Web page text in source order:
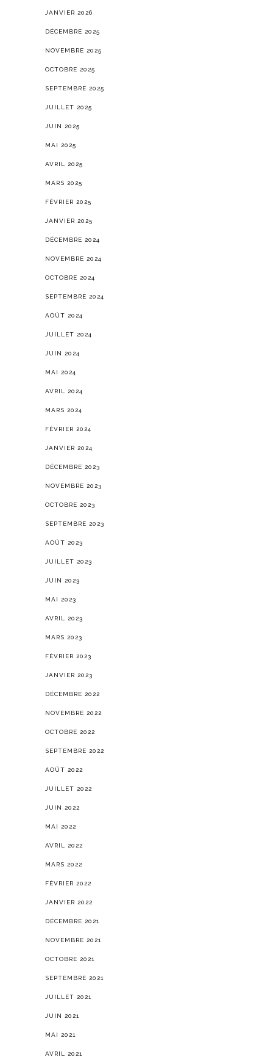
JANVIER 2026
DÉCEMBRE 2025
NOVEMBRE 2025
OCTOBRE 2025
SEPTEMBRE 2025
JUILLET 2025
JUIN 2025
MAI 2025
AVRIL 2025
MARS 2025
FÉVRIER 2025
JANVIER 2025
DÉCEMBRE 2024
NOVEMBRE 2024
OCTOBRE 2024
SEPTEMBRE 2024
AOÛT 2024
JUILLET 2024
JUIN 2024
MAI 2024
AVRIL 2024
MARS 2024
FÉVRIER 2024
JANVIER 2024
DÉCEMBRE 2023
NOVEMBRE 2023
OCTOBRE 2023
SEPTEMBRE 2023
AOÛT 2023
JUILLET 2023
JUIN 2023
MAI 2023
AVRIL 2023
MARS 2023
FÉVRIER 2023
JANVIER 2023
DÉCEMBRE 2022
NOVEMBRE 2022
OCTOBRE 2022
SEPTEMBRE 2022
AOÛT 2022
JUILLET 2022
JUIN 2022
MAI 2022
AVRIL 2022
MARS 2022
FÉVRIER 2022
JANVIER 2022
DÉCEMBRE 2021
NOVEMBRE 2021
OCTOBRE 2021
SEPTEMBRE 2021
JUILLET 2021
JUIN 2021
MAI 2021
AVRIL 2021